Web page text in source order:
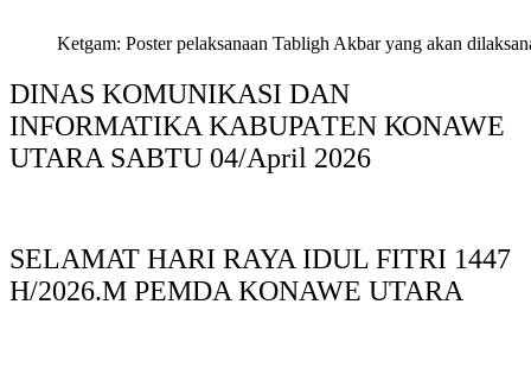
Ketgam: Poster pelaksanaan Tabligh Akbar yang akan
DINAS KOMUNIKASI DAN
INFORMATIKA KABUPAΤΕΝ ΚΟNAWE
UTARA SABTU 04/April 2026
SELAMAT HARI RAYA IDUL FITRI 1447
H/2026.M PEMDA KONAWE UTARA